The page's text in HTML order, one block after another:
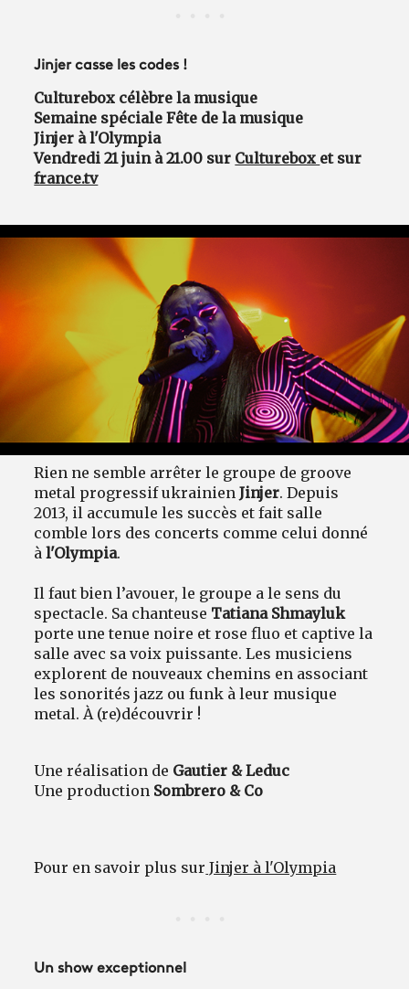
Jinjer casse les codes !
Culturebox célèbre la musique
Semaine spéciale Fête de la musique
Jinjer à l'Olympia
Vendredi 21 juin à 21.00 sur Culturebox et sur
france.tv
Rien ne semble arrêter le groupe de groove
metal progressif ukrainienJinjer. Depuis
2013, il accumule les succès et fait salle
comble lors des concerts comme celui donné
àl'Olympia.
Il faut bien l’avouer, le groupe a le sens du
spectacle. Sa chanteuse Tatiana Shmayluk
porte une tenue noire et rose fluo et captive la
salle avec sa voix puissante. Les musiciens
explorent de nouveaux chemins en associant
les sonorités jazz ou funk à leur musique
metal. À (re)découvrir !
Une réalisation de Gautier & Leduc
Une production Sombrero & Co
Pour en savoir plus sur Jinjer à l'Olympia
Un show exceptionnel